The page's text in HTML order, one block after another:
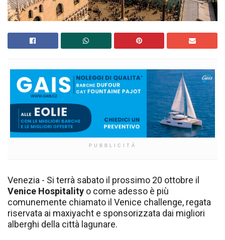
PUBBLICITÀ
Venezia - Si terrà sabato il prossimo 20 ottobre il
Venice Hospitality o come adesso è più
comunemente chiamato il Venice challenge, regata
riservata ai maxiyacht e sponsorizzata dai migliori
alberghi della città lagunare.